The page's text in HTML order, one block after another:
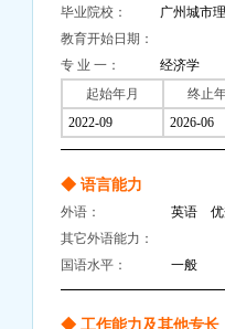
毕业院校： 广州城市
教育开始日期：
专 业 一：
经济学
起始年月
终止
2022-09
2026-06
◆ 语言能力
外语： 英语 优
其它外语能力：
国语水平：
一般
◆ 工作能力及其他专长